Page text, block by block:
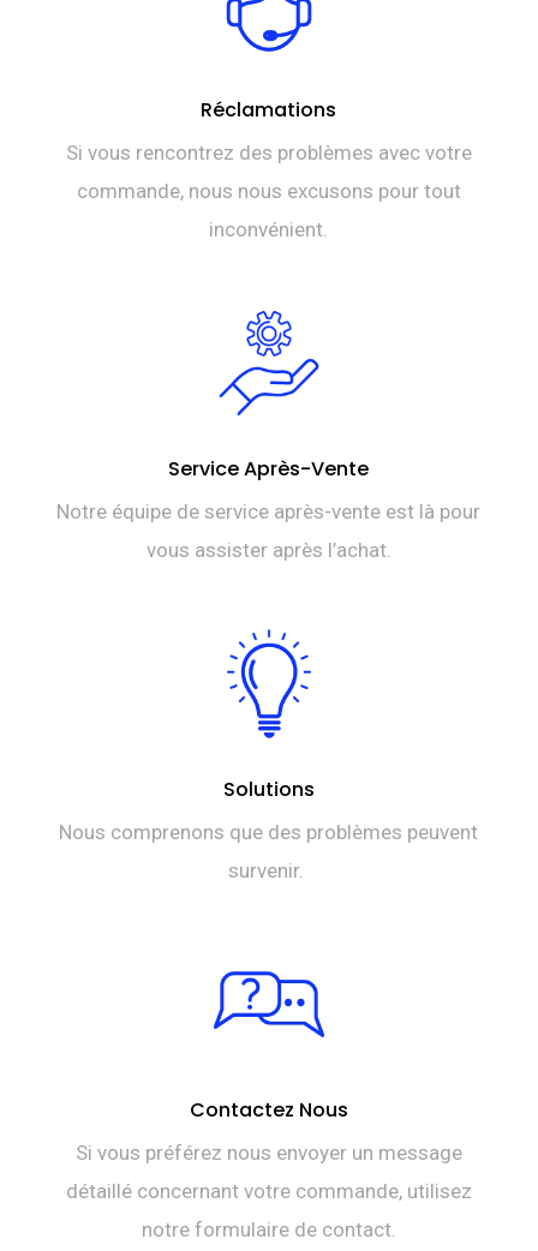
Réclamations
Si vous rencontrez des problèmes avec votre
commande, nous nous excusons pour tout
inconvénient.
Service Après-Vente
Notre équipe de service après-vente est là pour
vous assister après l’achat.
Solutions
Nous comprenons que des problèmes peuvent
survenir.
Contactez Nous
Si vous préférez nous envoyer un message
détaillé concernant votre commande, utilisez
notre formulaire de contact.